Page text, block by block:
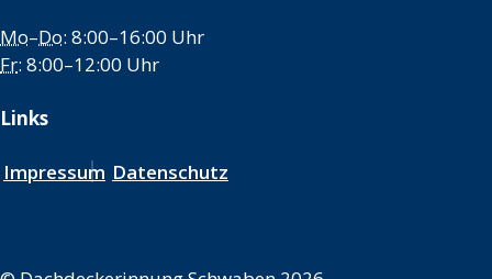
Mo–Do: 8:00–16:00 Uhr
Fr: 8:00–12:00 Uhr
Links
Impressum Datenschutz